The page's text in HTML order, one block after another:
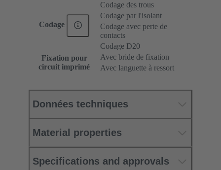
Codage
Codage des trous
Codage par l'isolant
Codage avec perte de
contacts
Codage D20
Fixation pour
circuit imprimé
Avec bride de fixation
Avec languette à ressort
Données techniques
Material properties
Specifications and approvals